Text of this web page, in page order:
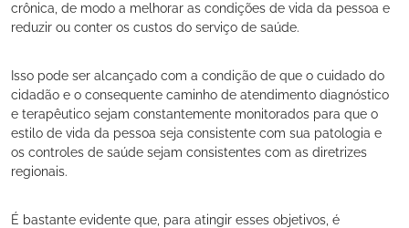
crônica, de modo a melhorar as condições de vida da pessoa e
reduzir ou conter os custos do serviço de saúde.
Isso pode ser alcançado com a condição de que o cuidado do
cidadão e o consequente caminho de atendimento diagnóstico
e terapêutico sejam constantemente monitorados para que o
estilo de vida da pessoa seja consistente com sua patologia e
os controles de saúde sejam consistentes com as diretrizes
regionais.
É bastante evidente que, para atingir esses objetivos, é